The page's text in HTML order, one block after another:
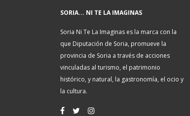
SORIA... NI TE LA IMAGINAS
Soria Ni Te La Imaginas es la marca con la
que Diputación de Soria, promueve la
provincia de Soria a través de acciones
vinculadas al turismo, el patrimonio
histórico, y natural, la gastronomía, el ocio y
la cultura.